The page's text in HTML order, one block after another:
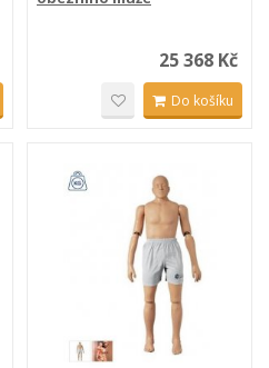
25 368 Kč
Do košíku